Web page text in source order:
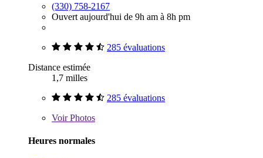
(330) 758-2167
Ouvert aujourd'hui de 9h am à 8h pm
285 évaluations
Distance estimée
1,7 milles
285 évaluations
VoirPhotos
Heures normales